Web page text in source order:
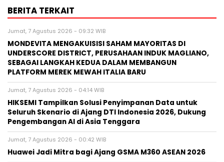
BERITA TERKAIT
Jumat, 7 Agustus 2026 - 09:32 WIB
MONDEVITA MENGAKUISISI SAHAM MAYORITAS DI
UNDERSCORE DISTRICT, PERUSAHAAN INDUK MAGLIANO,
SEBAGAI LANGKAH KEDUA DALAM MEMBANGUN
PLATFORM MEREK MEWAH ITALIA BARU
Jumat, 7 Agustus 2026 - 04:14 WIB
HIKSEMI Tampilkan Solusi Penyimpanan Data untuk
Seluruh Skenario di Ajang DTI Indonesia 2026, Dukung
Pengembangan AI di Asia Tenggara
Jumat, 7 Agustus 2026 - 00:42 WIB
Huawei Jadi Mitra bagi Ajang GSMA M360 ASEAN 2026